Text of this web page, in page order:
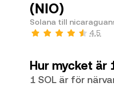
(NIO)
Solana till
4,5
Hur mycket är
1 SOL är för